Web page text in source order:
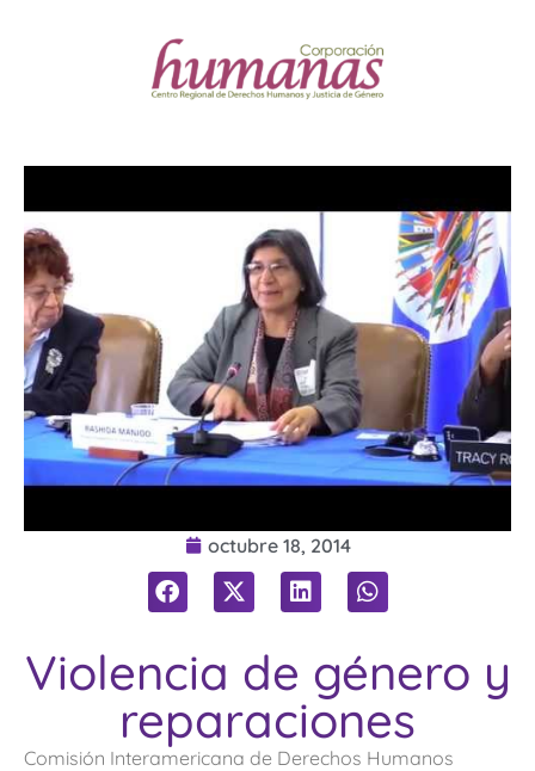
Violencia de género y
reparaciones
Comisión Interamericana de Derechos Humanos
octubre 18, 2014